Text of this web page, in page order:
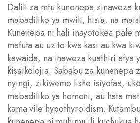
Dalili za mtu kunenepa zinaweza
mabadiliko ya mwili, hisia, na
Kunenepa ni hali inayotokea pale
mafuta au uzito kwa kasi au kwa
kawaida, na inaweza kuathiri afya
kisaikolojia. Sababu za kunenepa
nyingi, zikiwemo lishe isiyofaa,
mabadiliko ya homoni, au hata
kama vile hypothyroidism.